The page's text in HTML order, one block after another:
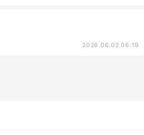
2026.06.02 06:19